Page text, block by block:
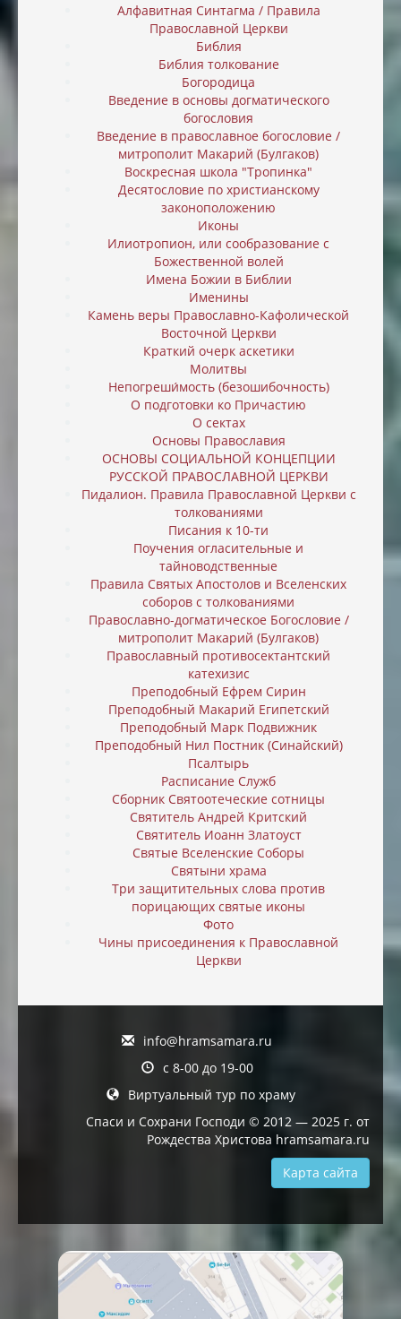
Алфавитная Синтагма / Правила
Православной Церкви
Библия
Библия толкование
Богородица
Введение в основы догматического
богословия
Введение в православное богословие /
митрополит Макарий (Булгаков)
Воскресная школа "Тропинка"
Десятословие по христианскому
законоположению
Иконы
Илиотропион, или cообразование с
Божественной волей
Имена Божии в Библии
Именины
Камень веры Православно-Кафолической
Восточной Церкви
Краткий очерк аскетики
Молитвы
Непогреши́мость (безошибочность)
О подготовки ко Причастию
О сектах
Основы Православия
ОСНОВЫ СОЦИАЛЬНОЙ КОНЦЕПЦИИ
РУССКОЙ ПРАВОСЛАВНОЙ ЦЕРКВИ
Пидалион. Правила Православной Церкви с
толкованиями
Писания к 10-ти
Поучения огласительные и
тайноводственные
Правила Святых Апостолов и Вселенских
соборов с толкованиями
Православно-догматическое Богословие /
митрополит Макарий (Булгаков)
Православный противосектантский
катехизис
Преподобный Ефрем Сирин
Преподобный Макарий Египетский
Преподобный Марк Подвижник
Преподобный Нил Постник (Синайский)
Псалтырь
Расписание Служб
Сборник Святоотеческие сотницы
Святитель Андрей Критский
Святитель Иоанн Златоуст
Святые Вселенские Соборы
Святыни храма
Три защитительных слова против
порицающих святые иконы
Фото
Чины присоединения к Православной
Церкви
info@hramsamara.ru
с 8-00 до 19-00
Виртуальный тур по храму
Спаси и Сохрани Господи © 2012 — 2025 г. от
Рождества Христова hramsamara.ru
Карта сайта